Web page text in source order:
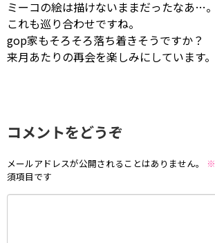
ミーコの絵は描けないままだったなあ…。
これも巡り合わせですね。
gop家もそろそろ落ち着きそうですか？
来月あたりの再会を楽しみにしています。
コメントをどうぞ
メールアドレスが公開されることはありません。 ※
須項目です